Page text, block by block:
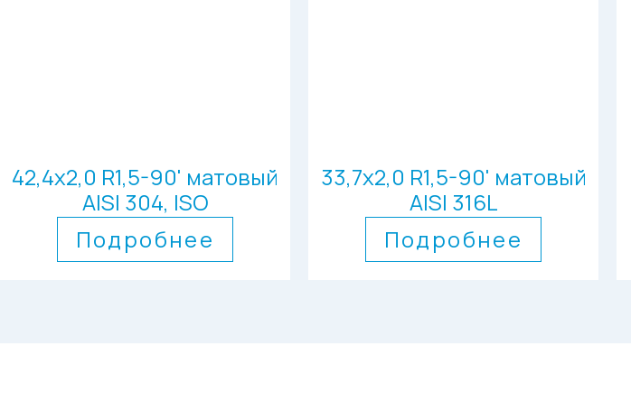
42,4х2,0 R1,5-90' матовый
AISI 304, ISO
Подробнее
33,7х2,0 R1,5-90' матовый
AISI 316L
Подробнее